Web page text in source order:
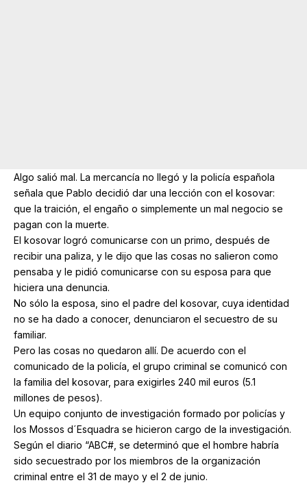
Algo salió mal. La mercancía no llegó y la policía española
señala que Pablo decidió dar una lección con el kosovar:
que la traición, el engaño o simplemente un mal negocio se
pagan con la muerte.
El kosovar logró comunicarse con un primo, después de
recibir una paliza, y le dijo que las cosas no salieron como
pensaba y le pidió comunicarse con su esposa para que
hiciera una denuncia.
No sólo la esposa, sino el padre del kosovar, cuya identidad
no se ha dado a conocer, denunciaron el secuestro de su
familiar.
Pero las cosas no quedaron allí. De acuerdo con el
comunicado de la policía, el grupo criminal se comunicó con
la familia del kosovar, para exigirles 240 mil euros (5.1
millones de pesos).
Un equipo conjunto de investigación formado por policías y
los Mossos d´Esquadra se hicieron cargo de la investigación.
Según el diario “ABC#, se determinó que el hombre habría
sido secuestrado por los miembros de la organización
criminal entre el 31 de mayo y el 2 de junio.